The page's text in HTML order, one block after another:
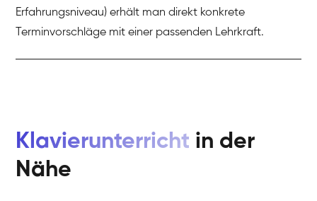
Erfahrungsniveau) erhält man direkt konkrete
Terminvorschläge mit einer passenden Lehrkraft.
Klavierunterricht in der
Nähe